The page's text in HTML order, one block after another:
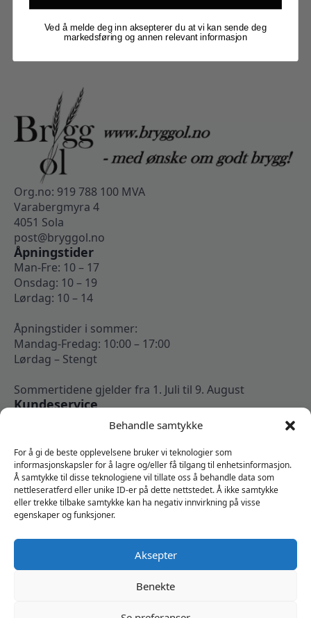
Behandle samtykke
For å gi de beste opplevelsene bruker vi teknologier som
informasjonskapsler for å lagre og/eller få tilgang til enhetsinformasjon.
Å samtykke til disse teknologiene vil tillate oss å behandle data som
nettleseratferd eller unike ID-er på dette nettstedet. Å ikke samtykke
eller trekke tilbake samtykke kan ha negativ innvirkning på visse
egenskaper og funksjoner.
Aksepter
Benekte
Org.no: 919 788 100 MVA
Varabergmyra 4
4051 Sola
post@bryggol.no
Åpningstider
Man-Fre: 10 – 17
Onsdag: 10 – 19
Lørdag: 10 – 14
Åpningstider i sommer:
Mandag-Fredag: 10:00 – 17:00
Lørdag – Stengt
Sommertidene gjelder fra 1. Juli til 9. August
Kundeservice
Min konto
Kjøpsbetingelser
Angrerettskjema
Vi er sosiale
Ved å melde deg inn aksepterer du at vi kan sende deg
markedsføring og annen relevant informasjon